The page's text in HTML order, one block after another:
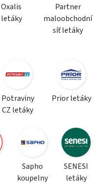
Oxalis
letáky
Partner
maloobchodní
síť letáky
Potraviny
CZ letáky
Prior letáky
Sapho
koupelny
SENESI
letáky